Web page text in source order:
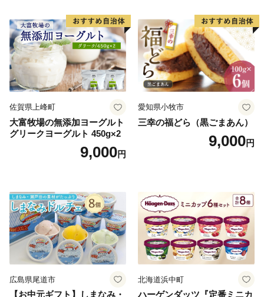
子 菓子 F4N-2298
佐賀県上峰町
大富牧場の無添加ヨーグルト
グリークヨーグルト 450g×2
9,000円
愛知県小牧市
三幸の福どら（黒ごまあん）
9,000円
広島県尾道市
【お中元ギフト】しまなみ・
北海道浜中町
ハーゲンダッツ『定番ミニカ